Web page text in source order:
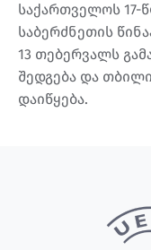
საქართველოს 17-
საბერძნეთის
13 თებერვალს
შედგება და
დაიწყება.